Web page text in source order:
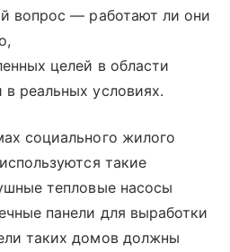
вопрос — работают ли они
целей в области
в реальных условиях.
социального жилого
такие
тепловые насосы
панели для выработки
таких домов должны